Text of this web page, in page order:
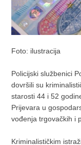
Foto: ilustracija
Policijski službenici
dovršili su
starosti 44 i 52
Prijevara u
vođenja trgovačkih i
Kriminalističkim